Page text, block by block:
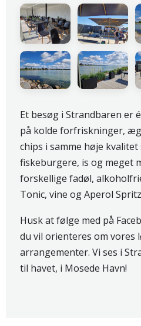
Et besøg i Strandbaren er
på kolde forfriskninger,
chips i samme høje
fiskeburgere, is og meget
forskellige fadøl,
Tonic, vine og Aperol
Husk at følge med på
du vil orienteres om vores
arrangementer. Vi ses i
til havet, i Mosede Havn!